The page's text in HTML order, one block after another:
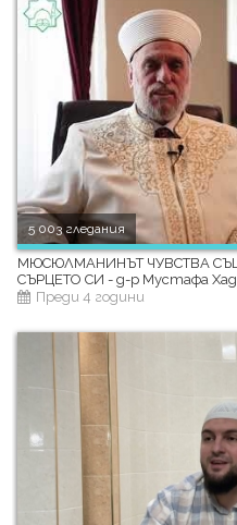
5 003 гледания
МЮСЮЛМАНИНЪТ ЧУВСТВА
СЪРЦЕТО СИ - д-р Мустафа
Преди 4 години